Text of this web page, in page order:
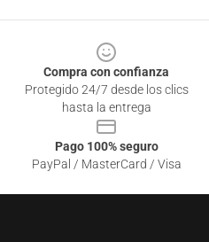
Compra con confianza
Protegido 24/7 desde los clics
hasta la entrega
Pago 100% seguro
PayPal / MasterCard / Visa